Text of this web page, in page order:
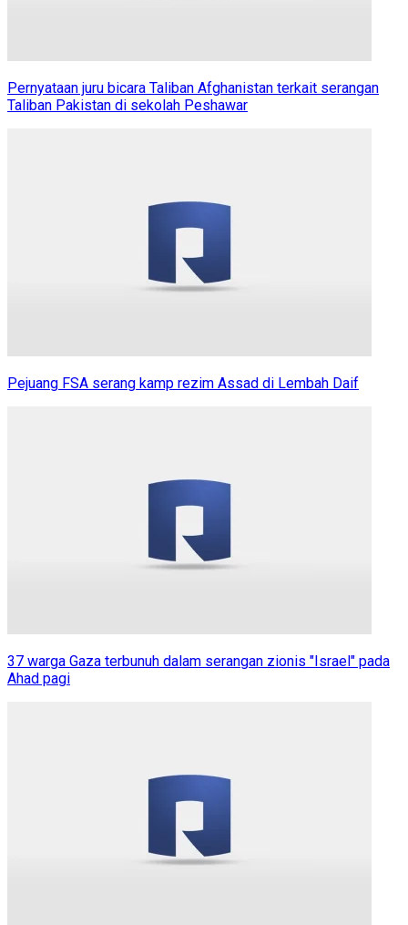
Pernyataan juru bicara Taliban Afghanistan terkait serangan
Taliban Pakistan di sekolah Peshawar
Pejuang FSA serang kamp rezim Assad di Lembah Daif
37 warga Gaza terbunuh dalam serangan zionis "Israel" pada
Ahad pagi